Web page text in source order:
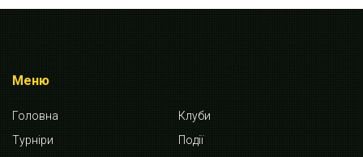
Меню
Головна
Клуби
Турніри
Події